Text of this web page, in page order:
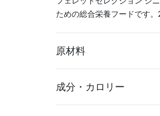
ための総合栄養フードです。
原材料
成分・カロリー